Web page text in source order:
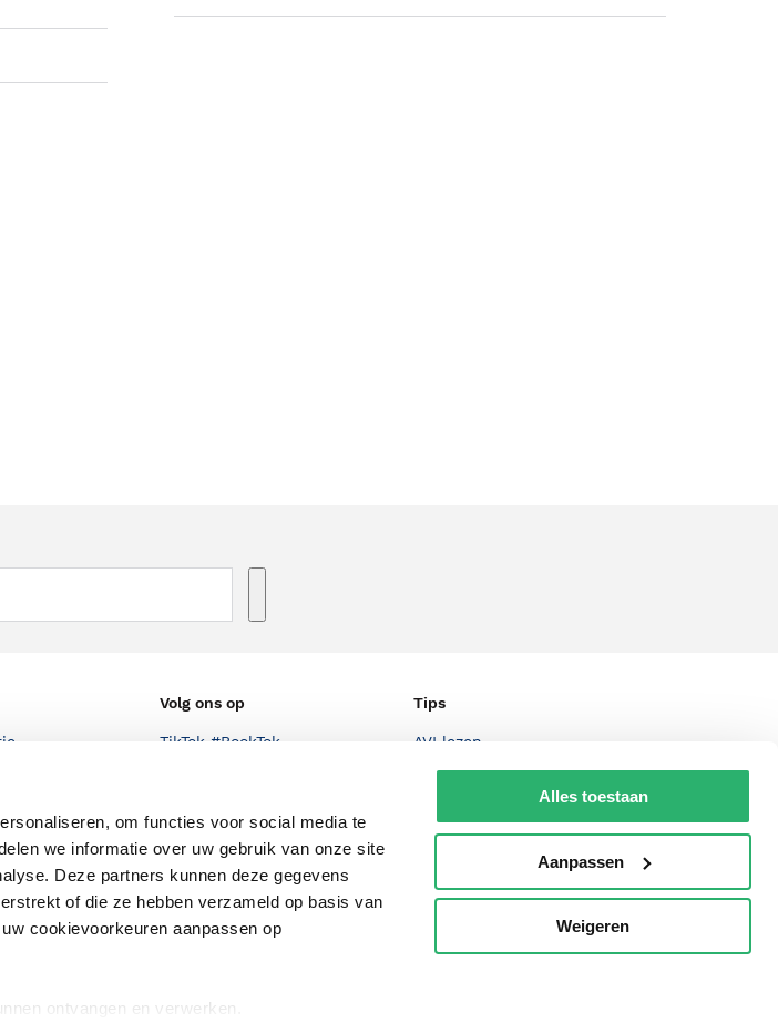
om functies voor social media te
we informatie over uw gebruik van onze site
Deze partners kunnen deze gegevens
of die ze hebben verzameld op basis van
cookievoorkeuren aanpassen op
ontvangen en verwerken.
Alles toestaan
Aanpassen
Weigeren
worden
van Bruna
Volg ons op
TikTok #BookTok
Instagram
Tips
AVI lezen
Boekenbon
De Nationale Voorleesdagen
Boekenweek
Wet op de Vaste Boekenprijs